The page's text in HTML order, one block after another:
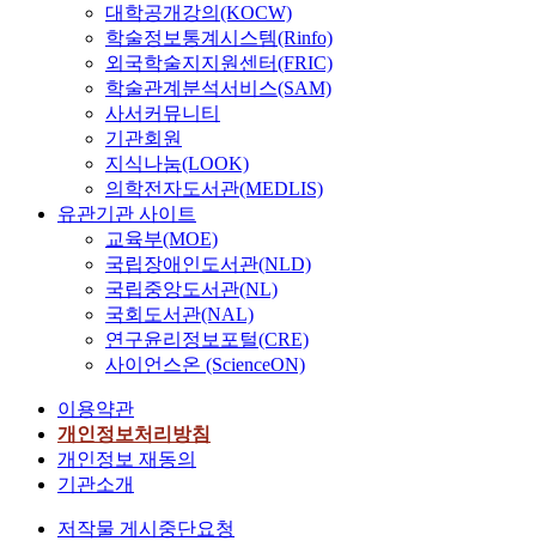
대학공개강의(KOCW)
학술정보통계시스템(Rinfo)
외국학술지지원센터(FRIC)
학술관계분석서비스(SAM)
사서커뮤니티
기관회원
지식나눔(LOOK)
의학전자도서관(MEDLIS)
유관기관 사이트
교육부(MOE)
국립장애인도서관(NLD)
국립중앙도서관(NL)
국회도서관(NAL)
연구윤리정보포털(CRE)
사이언스온 (ScienceON)
이용약관
개인정보처리방침
개인정보 재동의
기관소개
저작물 게시중단요청